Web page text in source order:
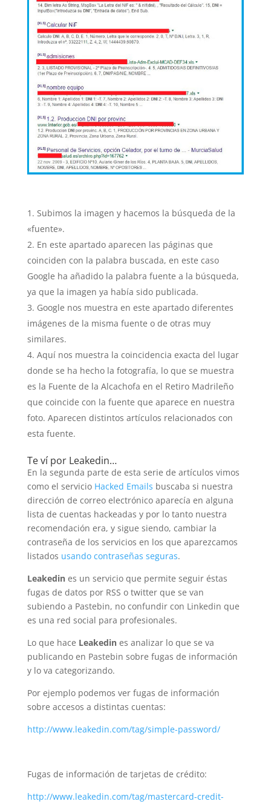
Subimos la imagen y hacemos la búsqueda de la
«fuente».
En este apartado aparecen las páginas que
coinciden con la palabra buscada, en este caso
Google ha añadido la palabra fuente a la búsqueda,
ya que la imagen ya había sido publicada.
Google nos muestra en este apartado diferentes
imágenes de la misma fuente o de otras muy
similares.
Aquí nos muestra la coincidencia exacta del lugar
donde se ha hecho la fotografía, lo que se muestra
es la Fuente de la Alcachofa en el Retiro Madrileño
que coincide con la fuente que aparece en nuestra
foto. Aparecen distintos artículos relacionados con
esta fuente.
Te ví por Leakedin…
En la segunda parte de esta serie de artículos vimos
como el servicio Hacked Emails buscaba si nuestra
dirección de correo electrónico aparecía en alguna
lista de cuentas hackeadas y por lo tanto nuestra
recomendación era, y sigue siendo, cambiar la
contraseña de los servicios en los que aparezcamos
listados usando contraseñas seguras.
Leakedines un servicio que permite seguir éstas
fugas de datos por RSS o twitter que se van
subiendo a Pastebin, no confundir con Linkedin que
es una red social para profesionales.
Lo que hace Leakedines analizar lo que se va
publicando en Pastebin sobre fugas de información
y lo va categorizando.
Por ejemplo podemos ver fugas de información
sobre accesos a distintas cuentas:
http://www.leakedin.com/tag/simple-password/
Fugas de información de tarjetas de crédito:
http://www.leakedin.com/tag/mastercard-credit-